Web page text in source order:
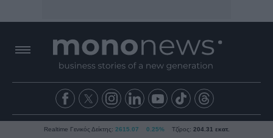
Realtime Γενικός Δείκτης: 2615.07 0.25% Τζίρος: 204.31 εκατ.